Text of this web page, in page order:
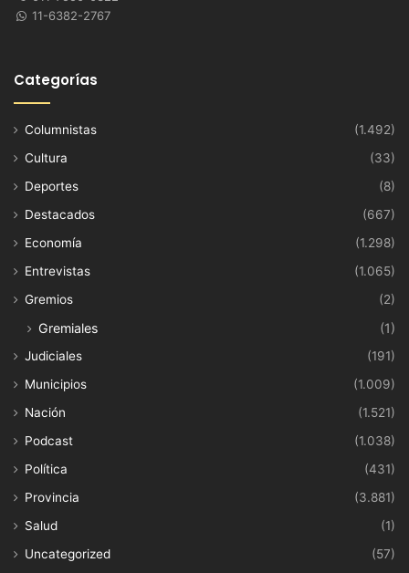
11-6382-2767
Categorías
Columnistas
(1.492)
Cultura
(33)
Deportes
(8)
Destacados
(667)
Economía
(1.298)
Entrevistas
(1.065)
Gremios
(2)
Gremiales (1)
Judiciales
(191)
Municipios
(1.009)
Nación
(1.521)
Podcast
(1.038)
Política
(431)
Provincia
(3.881)
Salud
(1)
Uncategorized
(57)